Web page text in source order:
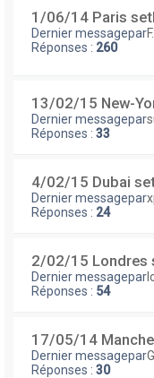
1/06/14 Paris
Dernier messagepar
Réponses : 260
13/02/15 New-
Dernier messagepar
Réponses : 33
4/02/15 Dubai
Dernier messagepar
Réponses : 24
2/02/15 Londres
Dernier messagepar
Réponses : 54
17/05/14
Dernier messagepar
Réponses : 30